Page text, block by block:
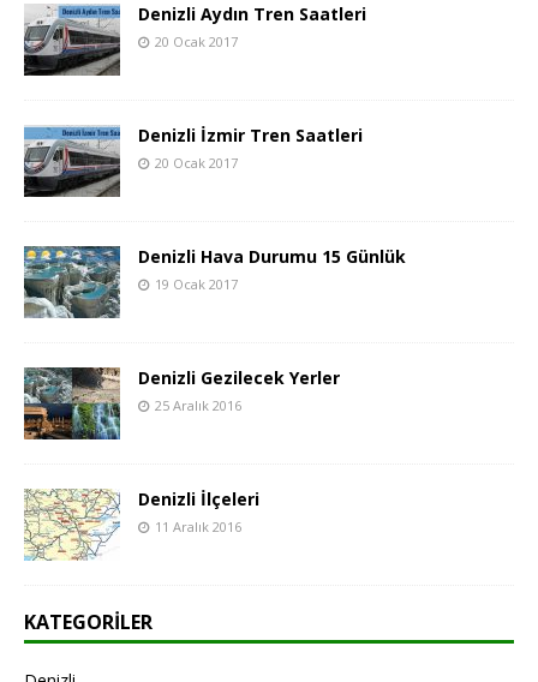
Denizli Aydın Tren Saatleri
20 Ocak 2017
Denizli İzmir Tren Saatleri
20 Ocak 2017
Denizli Hava Durumu 15 Günlük
19 Ocak 2017
Denizli Gezilecek Yerler
25 Aralık 2016
Denizli İlçeleri
11 Aralık 2016
KATEGORILER